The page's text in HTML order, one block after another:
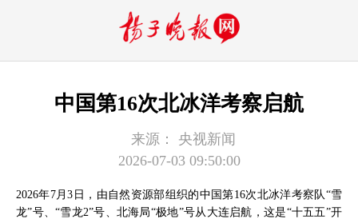
中国第16次北冰洋考察启航
来源：
央视新闻
2026-07-03 09:50:00
2026年7月3日，由自然资源部组织的中国第16次北冰洋考察队“雪
龙”号、“雪龙2”号、北海局“极地”号从大连启航，这是“十五五”开